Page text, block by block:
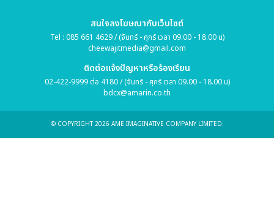
สนใจลงโฆษณากับเว็บไซต์
Tel : 085 661 4629 / (จันทร์ - ศุกร์ เวลา 09.00 - 18.00 น)
cheewajitmedia@gmail.com
ติดต่อแจ้งปัญหาหรือร้องเรียน
02-422-9999 ต่อ 4180 / (จันทร์ - ศุกร์ เวลา 09.00 - 18.00 น)
bdcx@amarin.co.th
© COPYRIGHT 2026 AME IMAGINATIVE COMPANY LIMITED.